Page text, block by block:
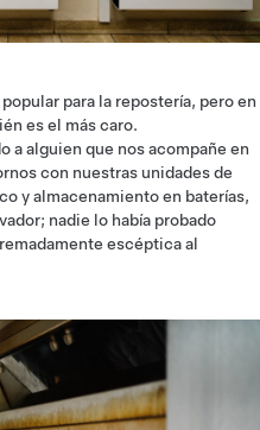
para la repostería, pero en
es el más caro.
a alguien que nos acompañe en
con nuestras unidades de
y almacenamiento en baterías,
nadie lo había probado
escéptica al